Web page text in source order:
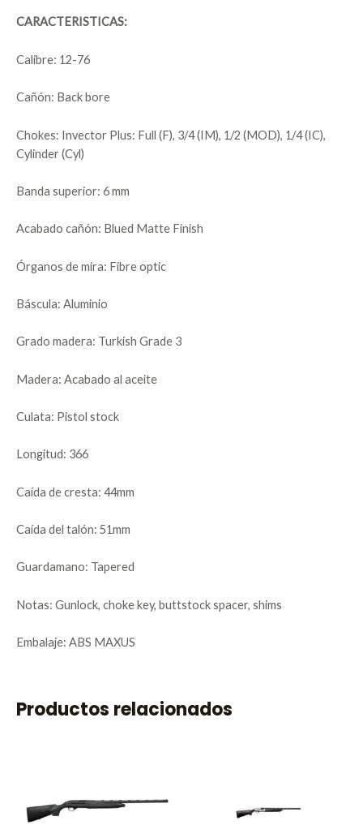
CARACTERISTICAS:
Calibre: 12-76
Cañón: Back bore
Chokes: Invector Plus: Full (F), 3/4 (IM), 1/2 (MOD), 1/4 (IC),
Cylinder (Cyl)
Banda superior: 6 mm
Acabado cañón: Blued Matte Finish
Órganos de mira: Fibre optic
Báscula: Aluminio
Grado madera: Turkish Grade 3
Madera: Acabado al aceite
Culata: Pistol stock
Longitud: 366
Caída de cresta: 44mm
Caída del talón: 51mm
Guardamano: Tapered
Notas: Gunlock, choke key, buttstock spacer, shims
Embalaje: ABS MAXUS
Productos relacionados